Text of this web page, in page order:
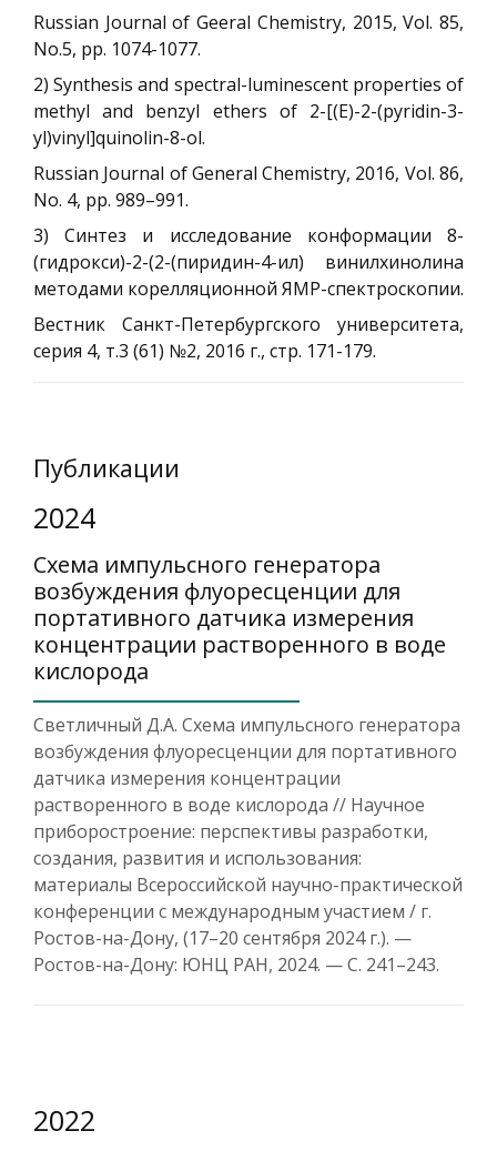
Russian Journal of Geeral Chemistry, 2015, Vol. 85,
No.5, pp. 1074-1077.
2) Synthesis and spectral-luminescent properties of
methyl and benzyl ethers of 2-[(E)-2-(pyridin-3-
yl)vinyl]quinolin-8-ol.
Russian Journal of General Chemistry, 2016, Vol. 86,
No. 4, pp. 989–991.
3) Синтез и исследование конформации 8-
(гидрокси)-2-(2-(пиридин-4-ил) винилхинолина
методами корелляционной ЯМР-спектроскопии.
Вестник Санкт-Петербургского университета,
серия 4, т.3 (61) №2, 2016 г., стр. 171-179.
Публикации
2024
Схема импульсного генератора
возбуждения флуоресценции для
портативного датчика измерения
концентрации растворенного в воде
кислорода
Светличный Д.А. Схема импульсного генератора
возбуждения флуоресценции для портативного
датчика измерения концентрации
растворенного в воде кислорода // Научное
приборостроение: перспективы разработки,
создания, развития и использования:
материалы Всероссийской научно-практической
конференции с международным участием / г.
Ростов-на-Дону, (17–20 сентября 2024 г.). —
Ростов-на-Дону: ЮНЦ РАН, 2024. — С. 241–243.
2022